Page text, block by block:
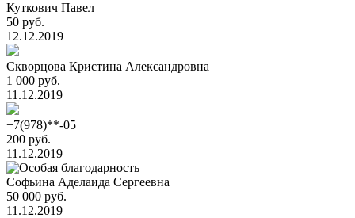
Куткович Павел
50 руб.
12.12.2019
Скворцова Кристина Александровна
1 000 руб.
11.12.2019
+7(978)**-05
200 руб.
11.12.2019
Cофьина Аделаида Cергеевна
50 000 руб.
11.12.2019